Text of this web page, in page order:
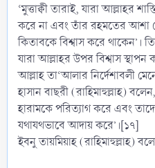
‘মুত্তাক্বী তারাই, যারা আল্লাহর
করে না এবং তাঁর রহমতের আশা
কিতাবকে বিশ্বাস করে থাকেন’।
যারা আল্লাহর উপর বিশ্বাস
আল্লাহ তা‘আলার নির্দেশাবলী
হাসান বাছরী (রাহিমাহুল্লাহ)
হারামকে পরিত্যাগ করে এবং
যথাযথভাবে আদায় করে’।[১৭]
ইবনু তায়মিয়াহ (রাহিমাহুল্লাহ)